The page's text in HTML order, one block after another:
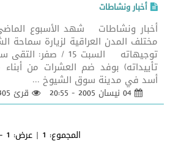
أخبار ونشاطات
أخبار ونشاطات شهد الأسبوع
مختلف المدن العراقية لزيارة سماحة
توجيهاته السبت 15 /
تأييداته) بوفد ضم العشرات من
أسد في مدينة سوق الشيوخ ...
قرئ 2405 مرة
المجموع: 1 | عرض: 1 - 1